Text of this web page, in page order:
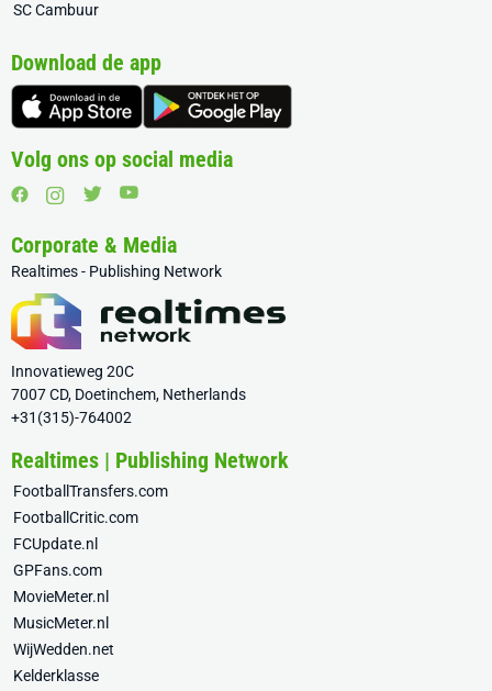
SC Cambuur
Download de app
Volg ons op social media
Corporate & Media
Realtimes - Publishing Network
Innovatieweg 20C
7007 CD, Doetinchem, Netherlands
+31(315)-764002
Realtimes | Publishing Network
FootballTransfers.com
FootballCritic.com
FCUpdate.nl
GPFans.com
MovieMeter.nl
MusicMeter.nl
WijWedden.net
Kelderklasse